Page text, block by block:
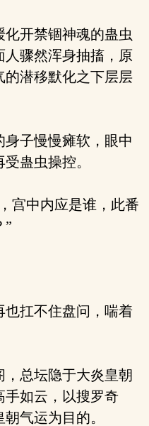
开禁锢神魂的蛊虫
骤然浑身抽搐，原
的潜移默化之下层层
子慢慢瘫软，眼中
蛊虫操控。
宫中内应是谁，此番
”
扛不住盘问，喘着
总坛隐于大炎皇朝
手如云，以搜罗奇
气运为目的。